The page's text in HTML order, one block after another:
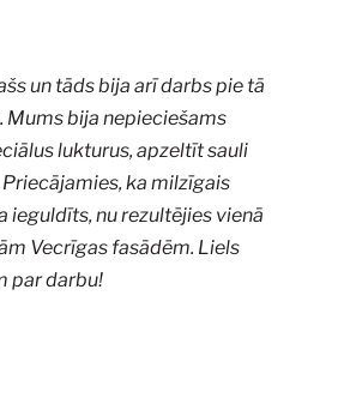
un tāds bija arī darbs pie tā
Mums bija nepieciešams
lukturus, apzeltīt sauli
ka milzīgais
ieguldīts, nu rezultējies vienā
Vecrīgas fasādēm. Liels
par darbu!